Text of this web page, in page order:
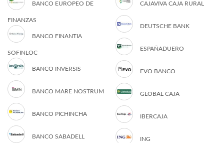
BANCO EUROPEO DE
FINANZAS
BANCO FINANTIA
SOFINLOC
BANCO INVERSIS
BANCO MARE NOSTRUM
BANCO PICHINCHA
BANCO SABADELL
CAJAVIVA CAJA RURAL
DEUTSCHE BANK
ESPAÑADUERO
EVO BANCO
GLOBAL CAJA
IBERCAJA
ING